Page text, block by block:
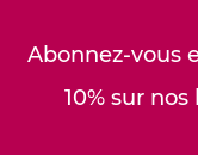
Abonnez-vous
10% sur